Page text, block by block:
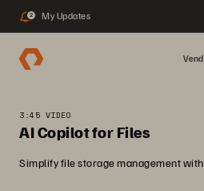
2 My Updates
3:45 VIDEO
AI Copilot for Files
Simplify file storage management with